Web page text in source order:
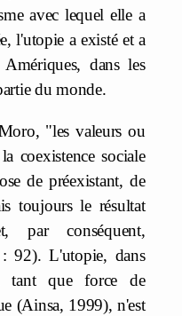
avec lequel elle a
l'utopie a existé et a
dans les
du monde.
"les valeurs ou
coexistence sociale
de préexistant, de
toujours le résultat
par conséquent,
92). L'utopie, dans
tant que force de
(Ainsa, 1999), n'est